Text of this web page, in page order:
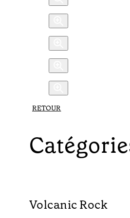
RETOUR
Volcanic Rock